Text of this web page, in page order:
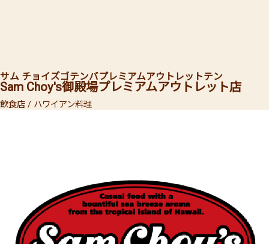
Sam Choy's御殿場プレミアムアウトレット店
サム チョイズゴテンバプレミアムアウトレットテン
飲食店 / ハワイアン料理